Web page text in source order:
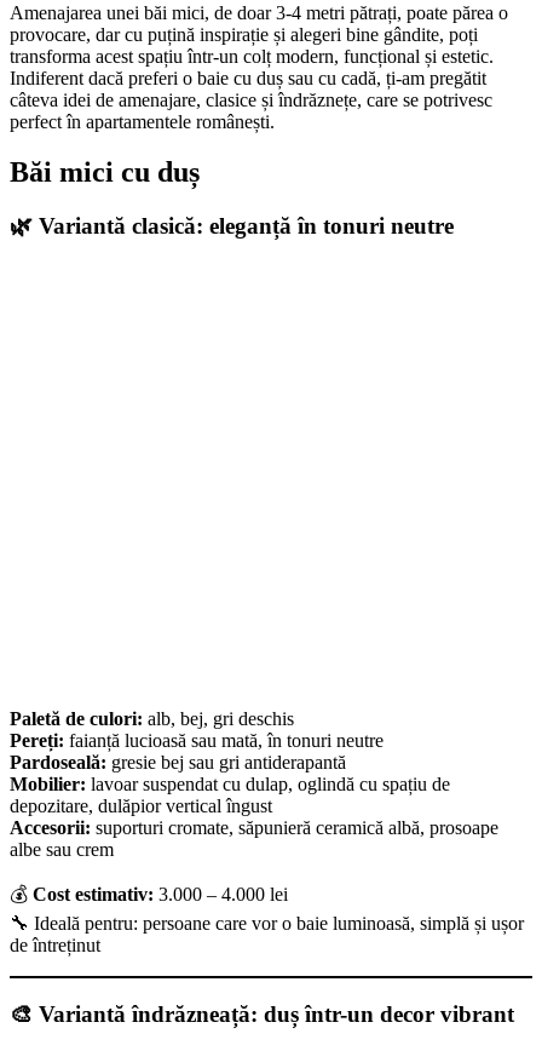
Amenajarea unei băi mici, de doar 3-4 metri pătrați, poate părea o
provocare, dar cu puțină inspirație și alegeri bine gândite, poți
transforma acest spațiu într-un colț modern, funcțional și estetic.
Indiferent dacă preferi o baie cu duș sau cu cadă, ți-am pregătit
câteva idei de amenajare, clasice și îndrăznețe, care se potrivesc
perfect în apartamentele românești.
Băi mici cu duș
🌿 Variantă clasică: eleganță în tonuri neutre
Paletă de culori: alb, bej, gri deschis
Pereți: faianță lucioasă sau mată, în tonuri neutre
Pardoseală: gresie bej sau gri antiderapantă
Mobilier: lavoar suspendat cu dulap, oglindă cu spațiu de
depozitare, dulăpior vertical îngust
Accesorii: suporturi cromate, săpunieră ceramică albă, prosoape
albe sau crem
💰 Cost estimativ: 3.000 – 4.000 lei
🔧 Ideală pentru: persoane care vor o baie luminoasă, simplă și ușor
de întreținut
🎨 Variantă îndrăzneață: duș într-un decor vibrant